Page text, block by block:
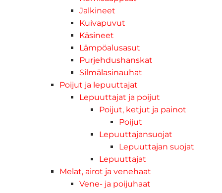
Jalkineet
Kuivapuvut
Käsineet
Lämpöalusasut
Purjehdushanskat
Silmälasinauhat
Poijut ja lepuuttajat
Lepuuttajat ja poijut
Poijut, ketjut ja painot
Poijut
Lepuuttajansuojat
Lepuuttajan suojat
Lepuuttajat
Melat, airot ja venehaat
Vene- ja poijuhaat